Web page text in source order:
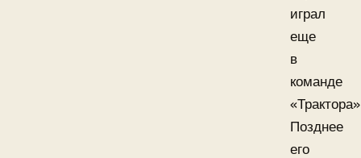
играл
еще
в
команде
Позднее
его